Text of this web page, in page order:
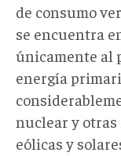
de consumo
se encuentra
únicamente al
energía
nuclear y otras
eólicas y